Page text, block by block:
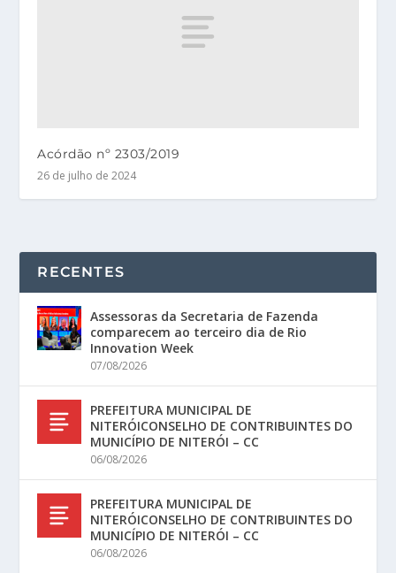
Acórdão nº 2303/2019
26 de julho de 2024
RECENTES
Assessoras da Secretaria de Fazenda
comparecem ao terceiro dia de Rio
Innovation Week
07/08/2026
PREFEITURA MUNICIPAL DE
NITERÓICONSELHO DE CONTRIBUINTES DO
MUNICÍPIO DE NITERÓI – CC
06/08/2026
PREFEITURA MUNICIPAL DE
NITERÓICONSELHO DE CONTRIBUINTES DO
MUNICÍPIO DE NITERÓI – CC
06/08/2026